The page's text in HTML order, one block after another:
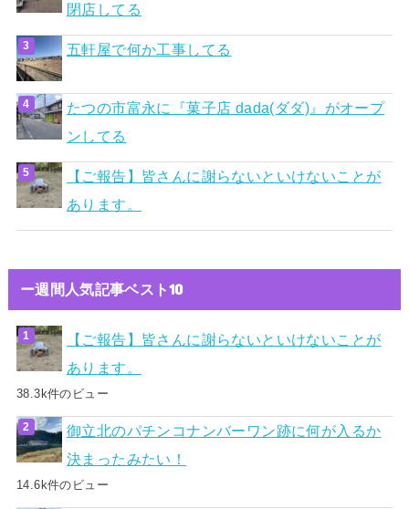
閉店してる
五軒屋で何か工事してる
たつの市富永に『菓子店 dada(ダダ)』がオープ
ンしてる
【ご報告】皆さんに謝らないといけないことが
あります。
ー週間人気記事ベスト10
【ご報告】皆さんに謝らないといけないことが
あります。
38.3k件のビュー
御立北のパチンコナンバーワン跡に何が入るか
決まったみたい！
14.6k件のビュー